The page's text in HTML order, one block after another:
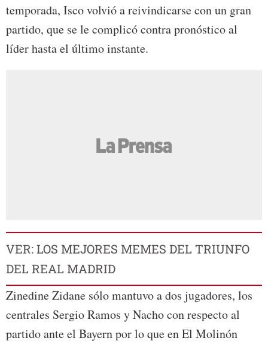
temporada, Isco volvió a reivindicarse con un gran
partido, que se le complicó contra pronóstico al
líder hasta el último instante.
VER: LOS MEJORES MEMES DEL TRIUNFO
DEL REAL MADRID
Zinedine Zidane sólo mantuvo a dos jugadores, los
centrales Sergio Ramos y Nacho con respecto al
partido ante el Bayern por lo que en El Molinón